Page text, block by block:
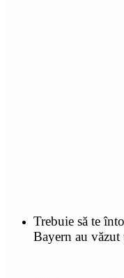
Trebuie să te
Bayern au